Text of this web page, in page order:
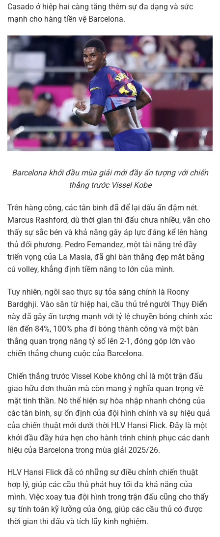
Casado ở hiệp hai càng tăng thêm sự đa dạng và sức
mạnh cho hàng tiền vệ Barcelona.
Barcelona khởi đầu mùa giải mới đầy ấn tượng với chiến
thắng trước Vissel Kobe
Trên hàng công, các tân binh đã để lại dấu ấn đậm nét.
Marcus Rashford, dù thời gian thi đấu chưa nhiều, vẫn cho
thấy sự sắc bén và khả năng gây áp lực đáng kể lên hàng
thủ đối phương. Pedro Fernandez, một tài năng trẻ đầy
triển vọng của La Masia, đã ghi bàn thắng đẹp mắt bằng
cú volley, khẳng định tiềm năng to lớn của mình.
Tuy nhiên, ngôi sao thực sự tỏa sáng chính là Roony
Bardghji. Vào sân từ hiệp hai, cầu thủ trẻ người Thụy Điển
này đã gây ấn tượng mạnh với tỷ lệ chuyền bóng chính xác
lên đến 84%, 100% pha đi bóng thành công và một bàn
thắng quan trọng nâng tỷ số lên 2-1, đóng góp lớn vào
chiến thắng chung cuộc của Barcelona.
Chiến thắng trước Vissel Kobe không chỉ là một trận đấu
giao hữu đơn thuần mà còn mang ý nghĩa quan trọng về
mặt tinh thần. Nó thể hiện sự hòa nhập nhanh chóng của
các tân binh, sự ổn định của đội hình chính và sự hiệu quả
của chiến thuật mới dưới thời HLV Hansi Flick. Đây là một
khởi đầu đầy hứa hẹn cho hành trình chinh phục các danh
hiệu của Barcelona trong mùa giải 2025/26.
HLV Hansi Flick đã có những sự điều chỉnh chiến thuật
hợp lý, giúp các cầu thủ phát huy tối đa khả năng của
mình. Việc xoay tua đội hình trong trận đấu cũng cho thấy
sự tính toán kỹ lưỡng của ông, giúp các cầu thủ có được
thời gian thi đấu và tích lũy kinh nghiệm.